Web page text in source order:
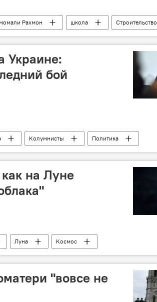
Рахмон школа
Строительство
Украине:
бой
Колумнисты
Политика
Владимир Зеленский
на Луне
Луна Космос
"вовсе не